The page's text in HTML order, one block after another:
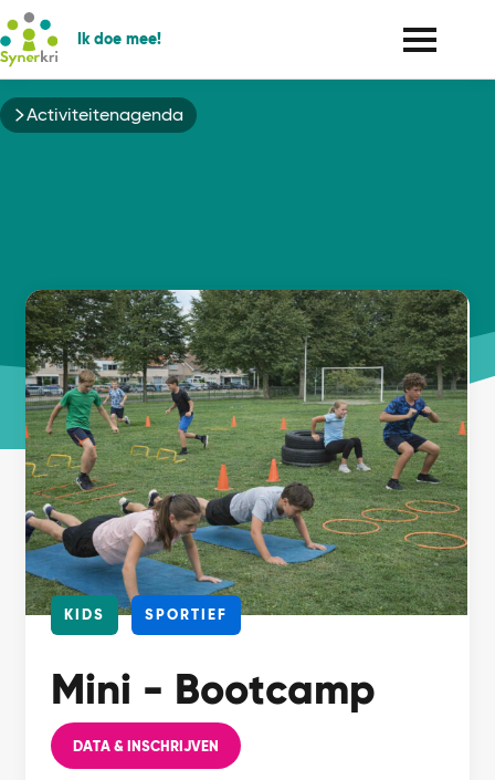
Ik doe mee!
Kruimelpad
Activiteitenagenda
KIDS SPORTIEF
Mini - Bootcamp
DATA & INSCHRIJVEN